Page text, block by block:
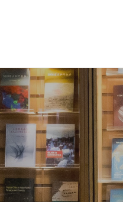
學研究中心